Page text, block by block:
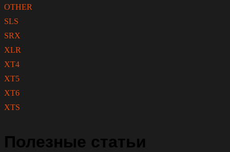
OTHER
SLS
SRX
XLR
XT4
XT5
XT6
XTS
Полезные статьи